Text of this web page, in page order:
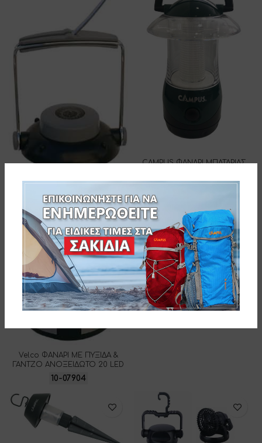
Velco ΦΑΝΑΡΙ ΜΕ ΠΥΞΙΔΑ &
ΓΑΝΤΖΟ ΑΝΟΞΕΙΔΩΤΟ 20 LED
10-07904
CAMPUS ΦΑΝΑΡΙ ΜΠΑΤΑΡΙΑΣ
10-06495